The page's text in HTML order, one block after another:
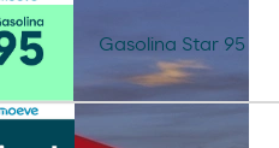
Gasolina Star 95